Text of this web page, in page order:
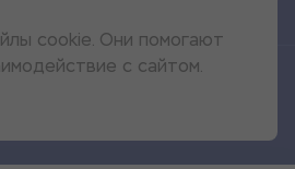
cookie. Они помогают
с сайтом.